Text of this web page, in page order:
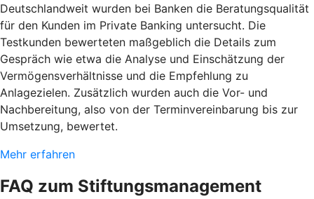
Deutschlandweit wurden bei Banken die Beratungsqualität
für den Kunden im Private Banking untersucht. Die
Testkunden bewerteten maßgeblich die Details zum
Gespräch wie etwa die Analyse und Einschätzung der
Vermögensverhältnisse und die Empfehlung zu
Anlagezielen. Zusätzlich wurden auch die Vor- und
Nachbereitung, also von der Terminvereinbarung bis zur
Umsetzung, bewertet.
Mehr erfahren
FAQ zum Stiftungsmanagement